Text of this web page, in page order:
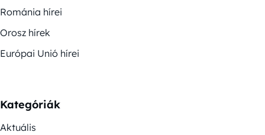
Románia hírei
Orosz hírek
Európai Unió hírei
Kategóriák
Aktuális